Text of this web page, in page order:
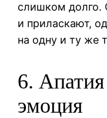
слишком долго.
и приласкают,
на одну и ту же
6.
эмоция